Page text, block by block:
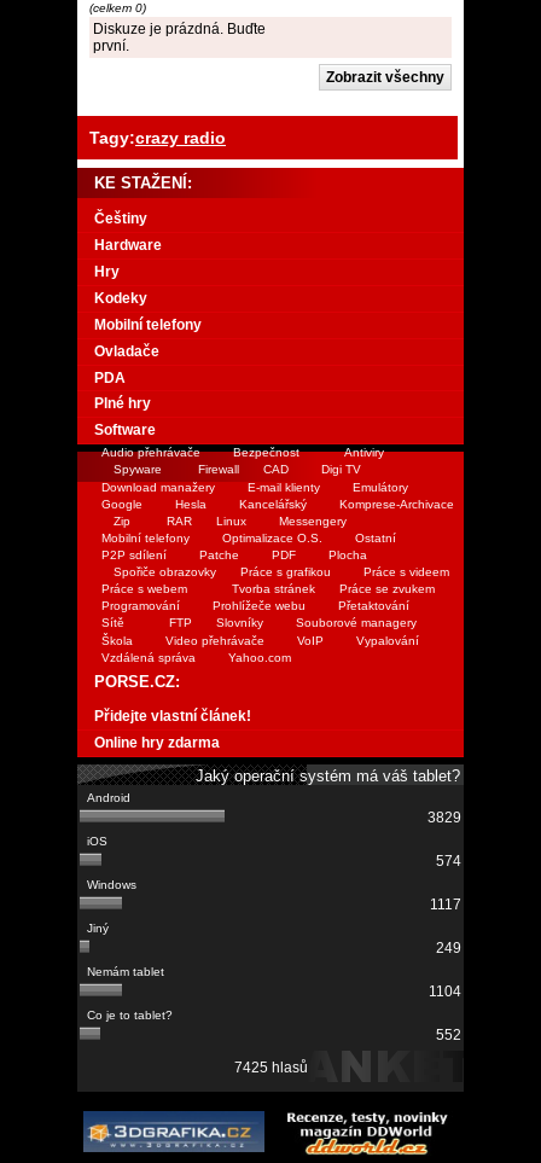
(celkem 0)
Diskuze je prázdná. Buďte
první.
Tagy:crazy radio
KE STAŽENÍ:
Češtiny
Hardware
Hry
Kodeky
Mobilní telefony
Ovladače
PDA
Plné hry
Software
Audio přehrávače Bezpečnost
Antiviry
Spyware
Firewall CAD
Digi TV
Download manažery
E-mail klienty
Emulátory
Google
Hesla Kancelářský
Komprese-Archivace
Zip
RAR Linux
Messengery
Mobilní telefony
Optimalizace O.S.
Ostatní
P2P sdílení
Patche PDF
Plocha
Spořiče obrazovky
Práce s grafikou
Práce s videem
Práce s webem
Tvorba stránek
Práce se zvukem
Programování
Prohlížeče webu
Přetaktování
Sítě
FTP Slovníky
Souborové managery
Škola
Video přehrávače VoIP
Vypalování
Vzdálená správa
Yahoo.com
PORSE.CZ:
Přidejte vlastní článek!
Online hry zdarma
Jaký operační systém má váš tablet?
3829
574
1117
249
1104
552
7425 hlasů